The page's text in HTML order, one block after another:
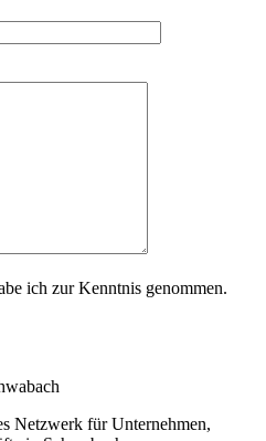
ich zur Kenntnis genommen.
Netzwerk für Unternehmen,